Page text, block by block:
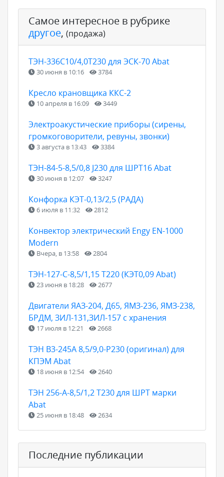
Самое интересное в рубрике
другое, (продажа)
ТЭН-336С10/4,0Т230 для ЭСК-70 Abat
30 июня в 10:16 3784
Кресло крановщика ККС-2
10 апреля в 16:09 3449
Электроакустические приборы (сирены,
громкоговорители, ревуны, звонки)
3 августа в 13:43 3384
ТЭН-84-5-8,5/0,8 J230 для ШРТ16 Abat
30 июня в 12:07 3247
Конфорка КЭТ-0,13/2,5 (РАДА)
6 июля в 11:32 2812
Конвектор электрический Engy EN-1000
Modern
Вчера, в 13:58 2804
ТЭН-127-С-8,5/1,15 Т220 (КЭТ0,09 Abat)
23 июня в 18:28 2677
Двигатели ЯАЗ-204, Д65, ЯМЗ-236, ЯМЗ-238,
БРДМ, ЗИЛ-131,ЗИЛ-157 с хранения
17 июля в 12:21 2668
ТЭН B3-245A 8,5/9,0-P230 (оригинал) для
КПЭМ Abat
18 июня в 12:54 2640
ТЭН 256-А-8,5/1,2 Т230 для ШРТ марки
Abat
25 июня в 18:48 2634
Последние публикации